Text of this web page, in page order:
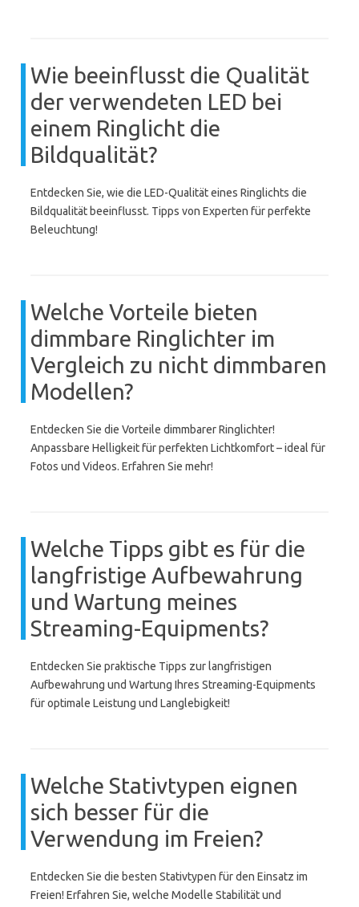
Wie beeinflusst die Qualität
der verwendeten LED bei
einem Ringlicht die
Bildqualität?
Entdecken Sie, wie die LED-Qualität eines Ringlichts die
Bildqualität beeinflusst. Tipps von Experten für perfekte
Beleuchtung!
Welche Vorteile bieten
dimmbare Ringlichter im
Vergleich zu nicht dimmbaren
Modellen?
Entdecken Sie die Vorteile dimmbarer Ringlichter!
Anpassbare Helligkeit für perfekten Lichtkomfort – ideal für
Fotos und Videos. Erfahren Sie mehr!
Welche Tipps gibt es für die
langfristige Aufbewahrung
und Wartung meines
Streaming-Equipments?
Entdecken Sie praktische Tipps zur langfristigen
Aufbewahrung und Wartung Ihres Streaming-Equipments
für optimale Leistung und Langlebigkeit!
Welche Stativtypen eignen
sich besser für die
Verwendung im Freien?
Entdecken Sie die besten Stativtypen für den Einsatz im
Freien! Erfahren Sie, welche Modelle Stabilität und